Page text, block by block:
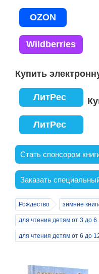
OZON
Wildberries
Купить
ЛитРес
ЛитРес
Стать спонсором
Заказать
Рождество зимние
для чтения детям от 3 до 6
для чтения детям от 6 до